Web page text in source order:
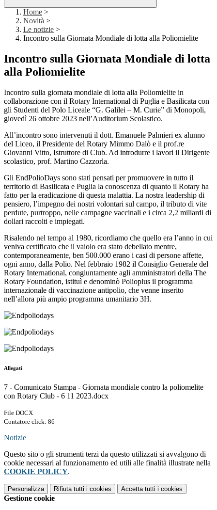
Home >
Novità >
Le notizie >
Incontro sulla Giornata Mondiale di lotta alla Poliomielite
Incontro sulla Giornata Mondiale di lotta
alla Poliomielite
Incontro sulla giornata mondiale di lotta alla Poliomielite in
collaborazione con il Rotary International di Puglia e Basilicata con
gli Studenti del Polo Liceale “G. Galilei – M. Curie” di Monopoli,
giovedì 26 ottobre 2023 nell’Auditorium Scolastico.
All’incontro sono intervenuti il dott. Emanuele Palmieri ex alunno
del Liceo, il Presidente del Rotary Mimmo Dalò e il prof.re
Giovanni Vitto, Istruttore di Club. Ad introdurre i lavori il Dirigente
scolastico, prof. Martino Cazzorla.
Gli EndPolioDays sono stati pensati per promuovere in tutto il
territorio di Basilicata e Puglia la conoscenza di quanto il Rotary ha
fatto per la eradicazione di questa malattia. La nostra leadership di
pensiero, l’impegno dei nostri volontari sul campo, il tributo di vite
perdute, purtroppo, nelle campagne vaccinali e i circa 2,2 miliardi di
dollari raccolti e impiegati.
Risalendo nel tempo al 1980, ricordiamo che quello era l’anno in cui
veniva certificato che il vaiolo era stato debellato mentre,
contemporaneamente, ben 500.000 erano i casi di persone affette,
ogni anno, dalla Polio. Nel febbraio 1982 il Consiglio Generale del
Rotary International, congiuntamente agli amministratori della The
Rotary Foundation, istituì e denominò Polioplus il programma
internazionale di vaccinazione antipolio, che venne inserito
nell’allora più ampio programma umanitario 3H.
Allegati
7 - Comunicato Stampa - Giornata mondiale contro la poliomelite
con Rotary Club - 6 11 2023.docx
File DOCX
Contatore click: 86
Notizie
Questo sito o gli strumenti terzi da questo utilizzati si avvalgono di
cookie necessari al funzionamento ed utili alle finalità illustrate nella
COOKIE POLICY.
Personalizza Rifiuta tutti i cookies Accetta tutti i cookies
Gestione cookie